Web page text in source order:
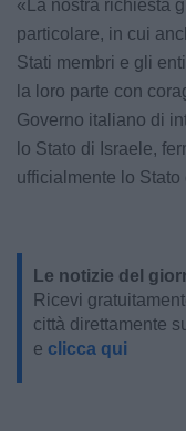
«La nostra richiesta
particolare, in cui
Stati membri e gli
la loro parte con
Governo italiano di
lo Stato di Israele,
ufficialmente lo Stato
Le notizie del
Ricevi
città direttamente
e clicca qui